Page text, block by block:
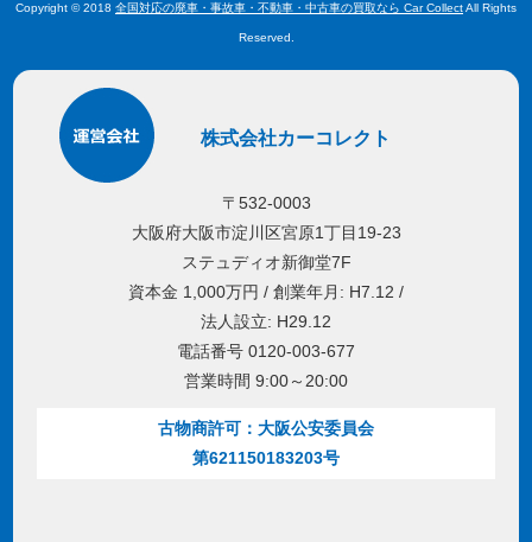
Copyright © 2018 全国対応の廃車・事故車・不動車・中古車の買取なら Car CollectAll Rights
Reserved.
株式会社カーコレクト
〒532-0003
大阪府大阪市淀川区宮原1丁目19-23
ステュディオ新御堂7F
資本金 1,000万円 / 創業年月: H7.12 /
法人設立: H29.12
電話番号 0120-003-677
営業時間 9:00～20:00
古物商許可：大阪公安委員会
第621150183203号